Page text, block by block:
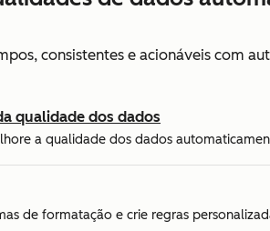
consistentes e acionáveis com
qualidade dos dados
a qualidade dos dados
de formatação e crie regras